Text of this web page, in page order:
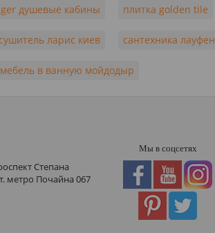
душевые кабины плитка golden tile
ларис киев сантехника лауфен
мебель в ванную мойдодыр
Степана
метро Почайна 067
Мы в соцсетях